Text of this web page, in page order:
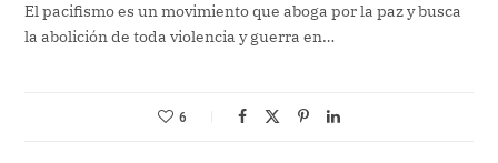
El pacifismo es un movimiento que aboga por la paz y busca
la abolición de toda violencia y guerra en…
6